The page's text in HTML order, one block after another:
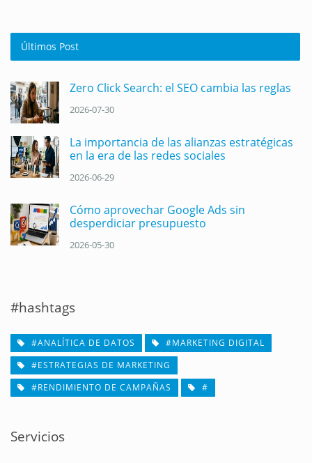
Últimos Post
Zero Click Search: el SEO cambia las reglas
2026-07-30
La importancia de las alianzas estratégicas
en la era de las redes sociales
2026-06-29
Cómo aprovechar Google Ads sin
desperdiciar presupuesto
2026-05-30
#hashtags
#ANALÍTICA DE DATOS
#MARKETING DIGITAL
#ESTRATEGIAS DE MARKETING
#RENDIMIENTO DE CAMPAÑAS
#
Servicios